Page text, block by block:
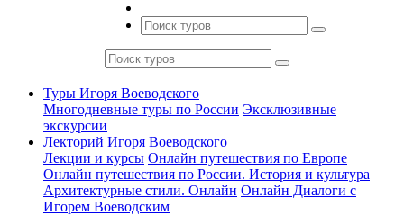
Туры Игоря Воеводского
Многодневные туры по России Эксклюзивные
экскурсии
Лекторий Игоря Воеводского
Лекции и курсы Онлайн путешествия по Европе
Онлайн путешествия по России. История и культура
Архитектурные стили. Онлайн Онлайн Диалоги с
Игорем Воеводским